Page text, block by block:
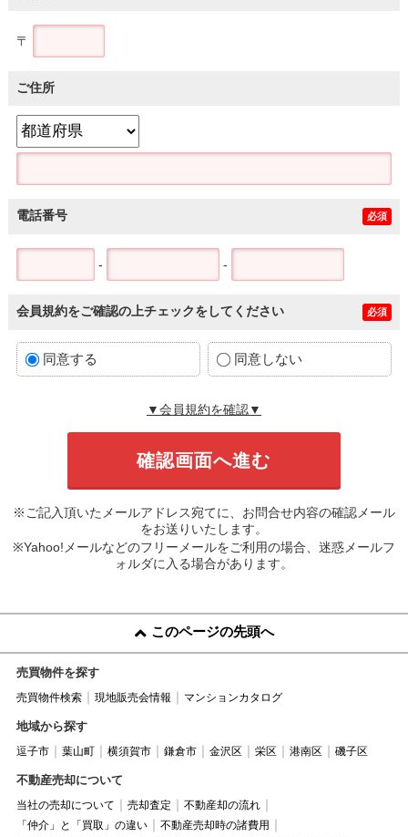
〒
ご住所
電話番号 必須
- -
会員規約をご確認の上チェックをしてください 必須
同意する 同意しない
▼会員規約を確認▼
※ご記入頂いたメールアドレス宛てに、お問合せ内容の確認メール
をお送りいたします。
※Yahoo!メールなどのフリーメールをご利用の場合、迷惑メールフ
ォルダに入る場合があります。
このページの先頭へ
売買物件を探す
売買物件検索 現地販売会情報 マンションカタログ
地域から探す
逗子市 葉山町 横須賀市 鎌倉市 金沢区 栄区 港南区 磯子区
不動産売却について
当社の売却について 売却査定
不動産却の流れ
「仲介」と「買取」の違い
不動産売却時の諸費用